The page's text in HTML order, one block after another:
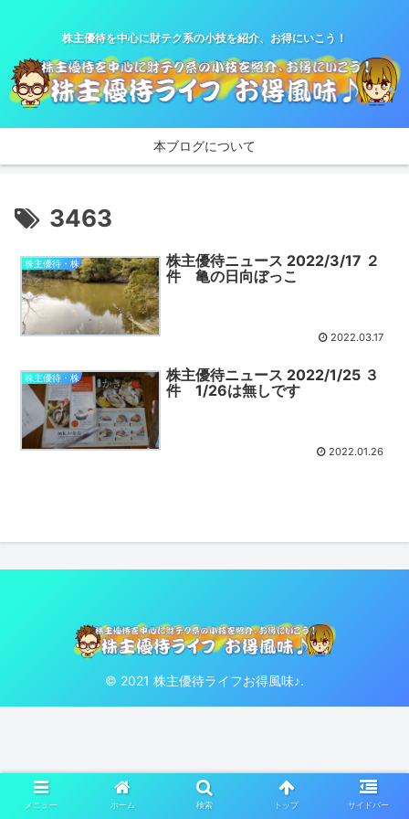
株主優待を中心に財テク系の小技を紹介、お得にいこう！
本ブログについて
3463
株主優待・株
株主優待ニュース 2022/3/17 ２
件 亀の日向ぼっこ
2022.03.17
株主優待・株
株主優待ニュース 2022/1/25 ３
件 1/26は無しです
2022.01.26
© 2021 株主優待ライフお得風味♪.
メニュー ホーム 検索 トップ サイドバー